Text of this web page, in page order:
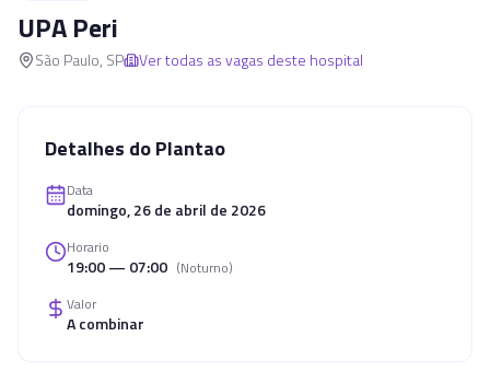
UPA Peri
São Paulo, SP Ver todas as vagas deste hospital
Detalhes do Plantao
Data
domingo, 26 de abril de 2026
Horario
19:00 — 07:00 (Noturno)
Valor
A combinar